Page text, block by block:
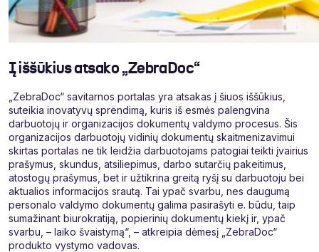
Į iššūkius atsako „ZebraDoc“
„ZebraDoc“ savitarnos portalas yra atsakas į šiuos iššūkius,
suteikia inovatyvų sprendimą, kuris iš esmės palengvina
darbuotojų ir organizacijos dokumentų valdymo procesus. Šis
organizacijos darbuotojų vidinių dokumentų skaitmenizavimui
skirtas portalas ne tik leidžia darbuotojams patogiai teikti įvairius
prašymus, skundus, atsiliepimus, darbo sutarčių pakeitimus,
atostogų prašymus, bet ir užtikrina greitą ryšį su darbuotoju bei
aktualios informacijos srautą. Tai ypač svarbu, nes daugumą
personalo valdymo dokumentų galima pasirašyti e. būdu, taip
sumažinant biurokratiją, popierinių dokumentų kiekį ir, ypač
svarbu, – laiko švaistymą“, – atkreipia dėmesį „ZebraDoc“
produkto vystymo vadovas.